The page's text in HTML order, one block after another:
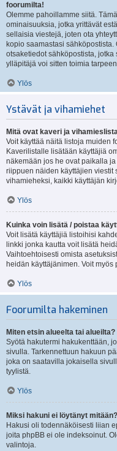
foorumilta!
Olemme pahoillamme siitä.
ominaisuuksia, jotka yrittävät
sellaisia viestejä, joten ota
kopio saamastasi
otsaketiedot sähköpostista,
ylläpitäjä voi sitten toimia
Ylös
Ystävät ja vihamiehet
Mitä ovat kaveri ja
Voit käyttää näitä listoja muiden
Kaverilistalle lisätään käyttäjiä
näkemään jos he ovat paikalla
riippuen näiden käyttäjien viestit
vihamieheksi, kaikki käyttäjän
Ylös
Kuinka voin lisätä / poistaa
Voit lisätä käyttäjiä listoihisi
linkki jonka kautta voit lisätä
Vaihtoehtoisesti omista
heidän käyttäjänimen. Voit
Ylös
Foorumilta hakeminen
Miten etsin alueelta tai alueilta?
Syötä hakutermi hakukenttään,
sivulla. Tarkennettuun hakuun
joka on saatavilla jokaisella
tyylistä.
Ylös
Miksi hakuni ei löytänyt mitään?
Hakusi oli todennäköisesti liian
joita phpBB ei ole indeksoinut.
valintoja.